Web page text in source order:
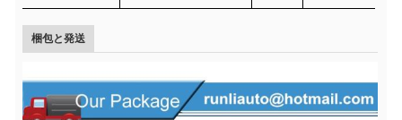
梱包と発送